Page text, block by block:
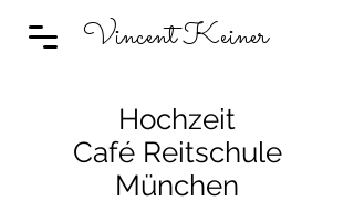
Vincent Keiner
Hochzeit
Café Reitschule
München